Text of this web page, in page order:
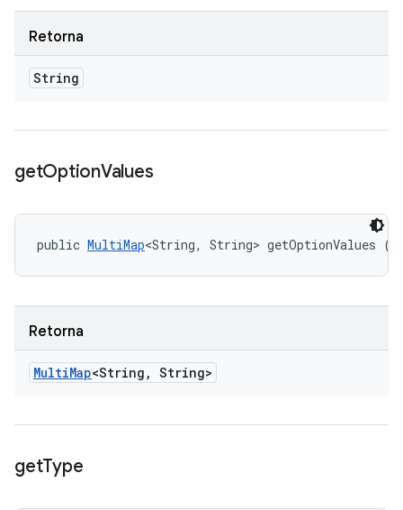
Retorna
String
getOptionValues
public MultiMap<String, String> getOptionValues ()
Retorna
MultiMap<String , String>
getType